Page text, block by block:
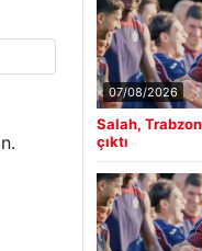
07/08/2026
Salah,
çıktı